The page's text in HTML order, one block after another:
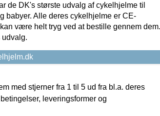
de DK's største udvalg af cykelhjelme til
babyer. Alle deres cykelhjelme er CE-
være helt tryg ved at bestille gennem dem.
udvalg.
med stjerner fra 1 til 5 ud fra bl.a. deres
leveringsformer og